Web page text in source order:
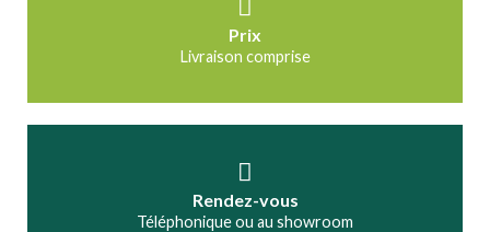
Prix
Livraison comprise
Rendez-vous
Téléphonique ou au showroom